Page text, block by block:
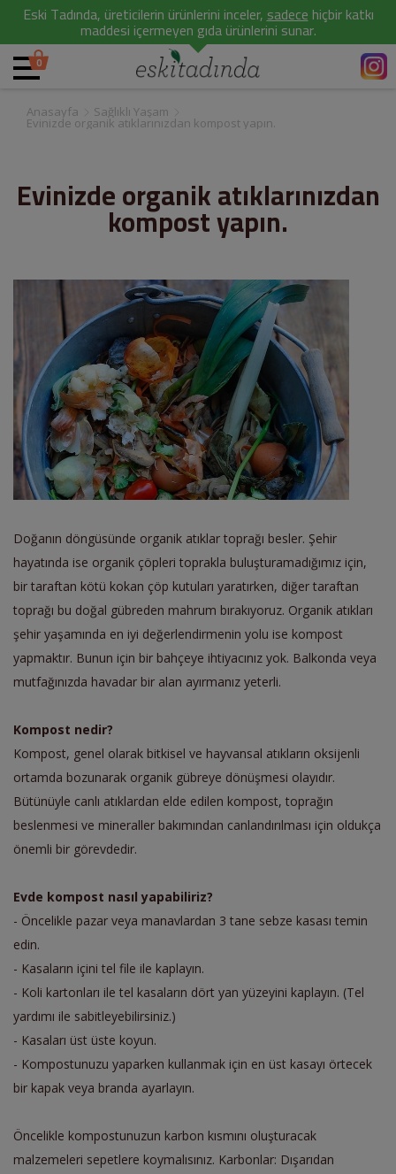
Eski Tadında, üreticilerin ürünlerini inceler,sadecehiçbir katkı
maddesi içermeyen gıda ürünlerini sunar.
0
Anasayfa Sağlıklı Yaşam
Evinizde organik atıklarınızdan kompost yapın.
Evinizde organik atıklarınızdan
kompost yapın.
Doğanın döngüsünde organik atıklar toprağı besler. Şehir
hayatında ise organik çöpleri toprakla buluşturamadığımız için,
bir taraftan kötü kokan çöp kutuları yaratırken, diğer taraftan
toprağı bu doğal gübreden mahrum bırakıyoruz. Organik atıkları
şehir yaşamında en iyi değerlendirmenin yolu ise kompost
yapmaktır. Bunun için bir bahçeye ihtiyacınız yok. Balkonda veya
mutfağınızda havadar bir alan ayırmanız yeterli.
Kompost nedir?
Kompost, genel olarak bitkisel ve hayvansal atıkların oksijenli
ortamda bozunarak organik gübreye dönüşmesi olayıdır.
Bütünüyle canlı atıklardan elde edilen kompost, toprağın
beslenmesi ve mineraller bakımından canlandırılması için oldukça
önemli bir görevdedir.
Evde kompost nasıl yapabiliriz?
- Öncelikle pazar veya manavlardan 3 tane sebze kasası temin
edin.
- Kasaların içini tel file ile kaplayın.
- Koli kartonları ile tel kasaların dört yan yüzeyini kaplayın. (Tel
yardımı ile sabitleyebilirsiniz.)
- Kasaları üst üste koyun.
- Kompostunuzu yaparken kullanmak için en üst kasayı örtecek
bir kapak veya branda ayarlayın.
Öncelikle kompostunuzun karbon kısmını oluşturacak
malzemeleri sepetlere koymalısınız. Karbonlar: Dışarıdan